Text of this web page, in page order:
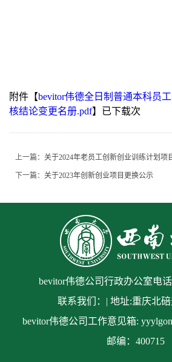
附件【bevitor伟德全日制普通本科员
核结论变更名册.pdf】已下载次
上一篇： 关于2024年老员工创新创业训练计划项
下一篇： 关于2023年创新创业项目更换公示
bevitor伟德公司行政办公室电话
联系我们：| 地址:重庆北
bevitor伟德公司工作意见箱:
邮编：400715